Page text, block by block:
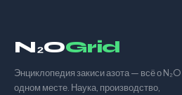
N₂OGrid
Энциклопедия закиси азота — всё о
одном месте. Наука, производство,